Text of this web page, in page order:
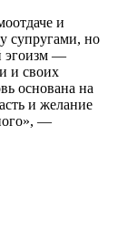
и
супругами, но
эгоизм —
и своих
основана на
и желание
—